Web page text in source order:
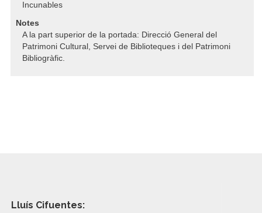
Incunables
Notes
A la part superior de la portada: Direcció General del
Patrimoni Cultural, Servei de Biblioteques i del Patrimoni
Bibliogràfic.
Lluís Cifuentes: